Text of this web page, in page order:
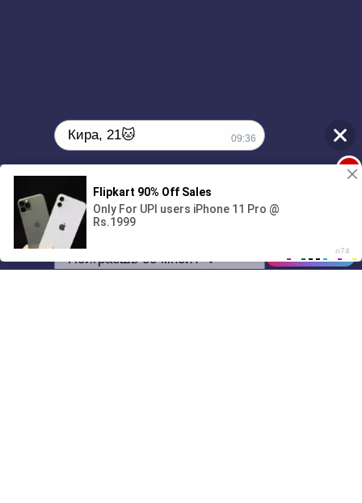
01/07
00:00
Кира, 21🐱 09:36
Поиграешь со мной? 💖🐾
1